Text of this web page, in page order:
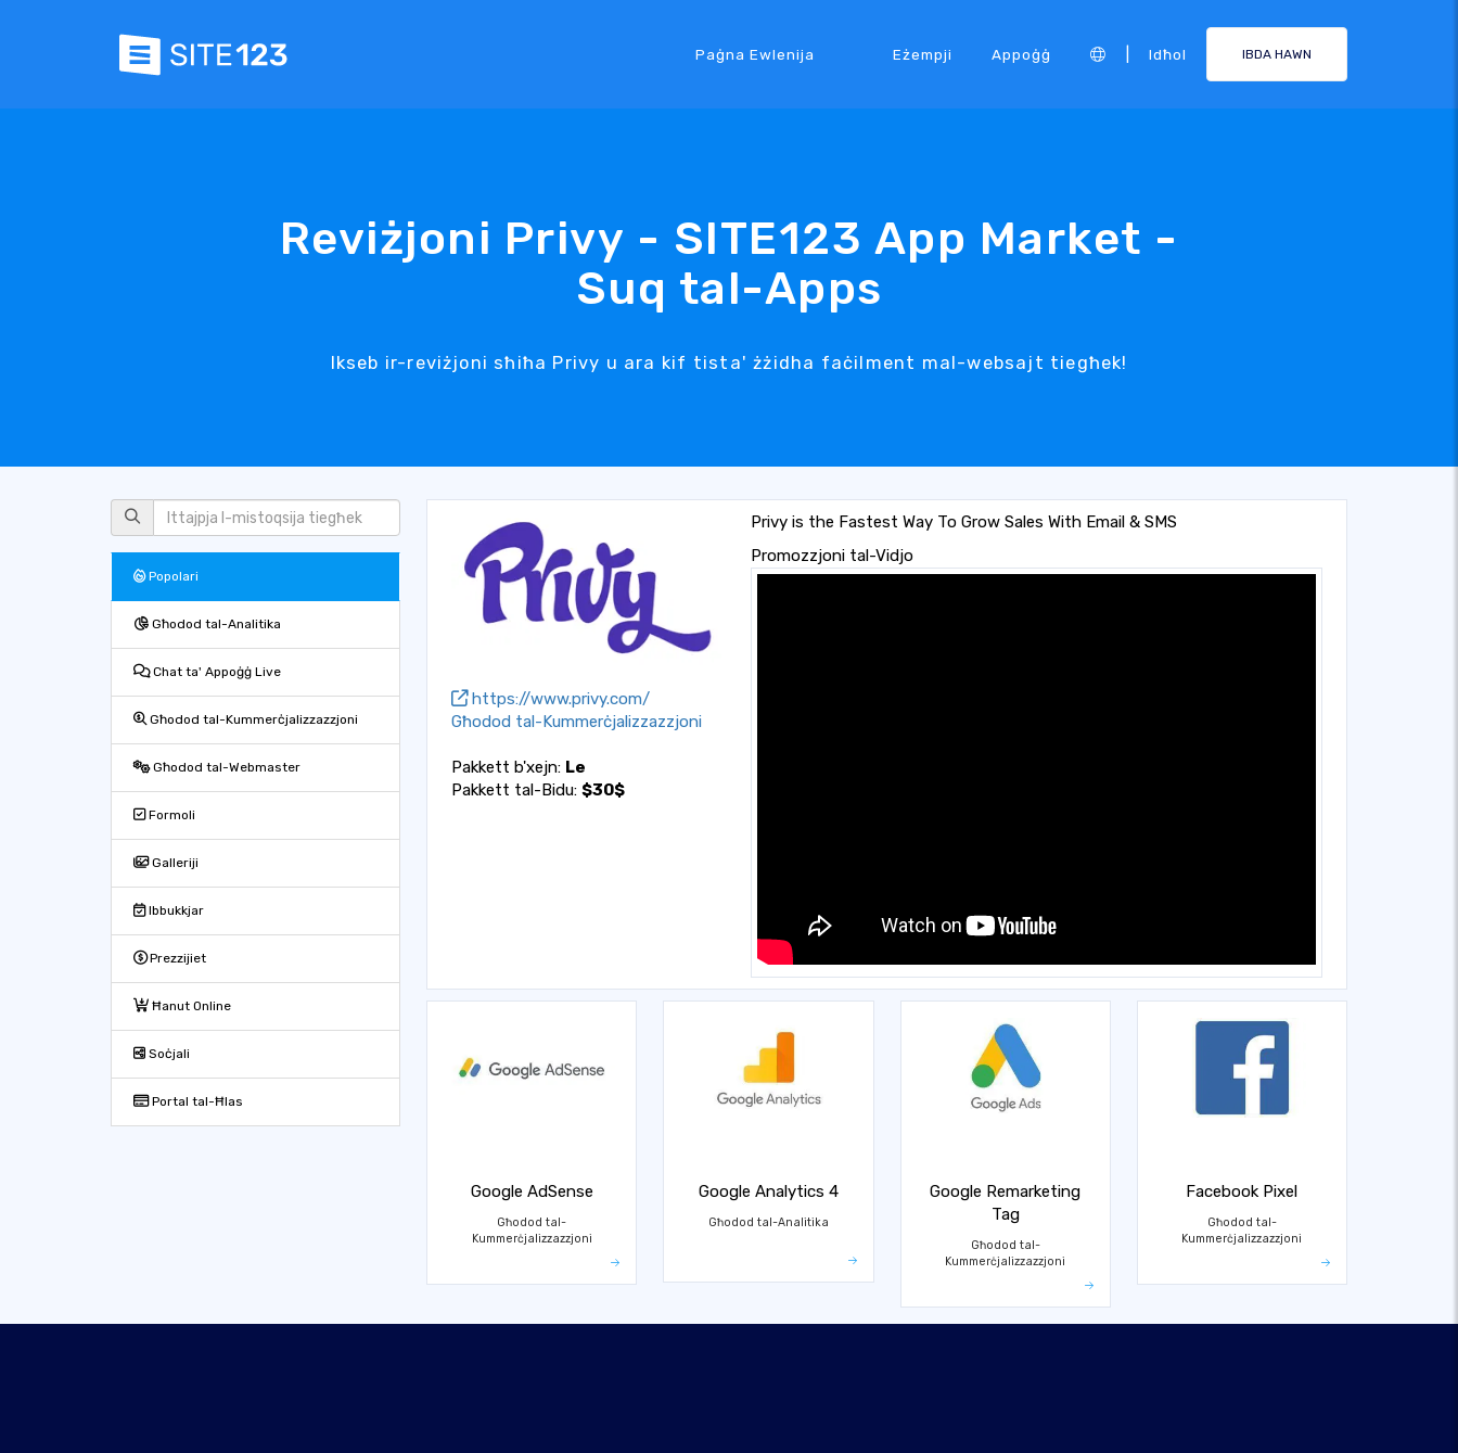
Paġna Ewlenija Eżempji Appoġġ Idħol IBDA HAWN
Reviżjoni Privy - SITE123 App Market -
Suq tal-Apps
Ikseb ir-reviżjoni sħiħa Privy u ara kif tista' żżidha faċilment mal-websajt tiegħek!
Popolari
Għodod tal-Analitika
Chat ta' Appoġġ Live
Għodod tal-Kummerċjalizzazzjoni
Għodod tal-Webmaster
Formoli
Galleriji
Ibbukkjar
Prezzijiet
Ħanut Online
Soċjali
Portal tal-Ħlas
https://www.privy.com/
Għodod tal-Kummerċjalizzazzjoni
Pakkett b'xejn: Le
Pakkett tal-Bidu: $30$
Privy is the Fastest Way To Grow Sales With Email & SMS
Promozzjoni tal-Vidjo
Google AdSense
Għodod tal-
Kummerċjalizzazzjoni
Google Analytics 4
Għodod tal-Analitika
Google Remarketing
Tag
Għodod tal-
Kummerċjalizzazzjoni
Facebook Pixel
Għodod tal-
Kummerċjalizzazzjoni